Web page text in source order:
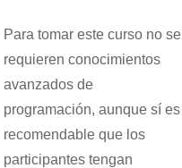
Para tomar este curso no se
requieren conocimientos
avanzados de
programación, aunque sí es
recomendable que los
participantes tengan